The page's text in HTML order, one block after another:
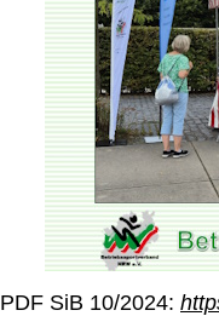
SiB 10/2024: